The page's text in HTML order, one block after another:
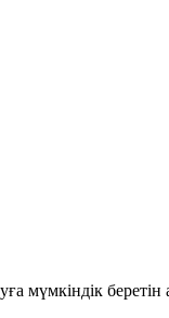
мүмкіндік